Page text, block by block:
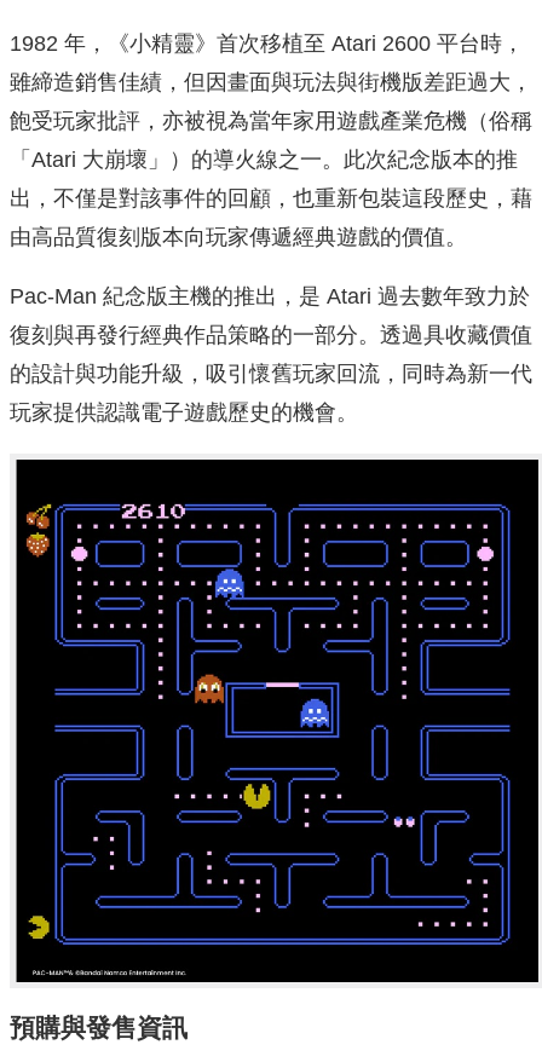
1982 年，《小精靈》首次移植至 Atari 2600 平台時，
雖締造銷售佳績，但因畫面與玩法與街機版差距過大，
飽受玩家批評，亦被視為當年家用遊戲產業危機（俗稱
「Atari 大崩壞」）的導火線之一。此次紀念版本的推
出，不僅是對該事件的回顧，也重新包裝這段歷史，藉
由高品質復刻版本向玩家傳遞經典遊戲的價值。
Pac‑Man 紀念版主機的推出，是 Atari 過去數年致力於
復刻與再發行經典作品策略的一部分。透過具收藏價值
的設計與功能升級，吸引懷舊玩家回流，同時為新一代
玩家提供認識電子遊戲歷史的機會。
預購與發售資訊